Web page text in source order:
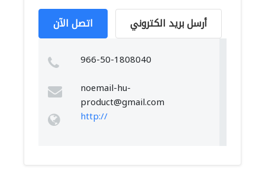
اتصل الآن أرسل بريد الكتروني
966-50-1808040
noemail-hu-
product@gmail.com
http://